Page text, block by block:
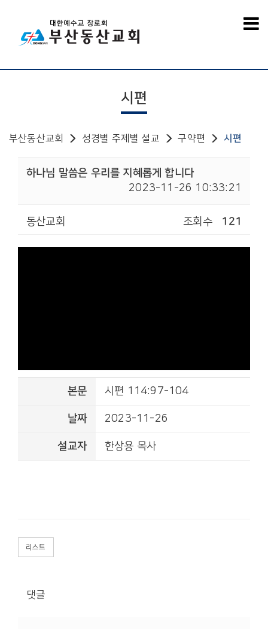
시편
부산동산교회 성경별 주제별 설교 구약편 시편
하나님 말씀은 우리를 지혜롭게 합니다
2023-11-26 10:33:21
동산교회 조회수 121
본문 시편 114:97-104
날짜 2023-11-26
설교자 한상용 목사
리스트
댓글